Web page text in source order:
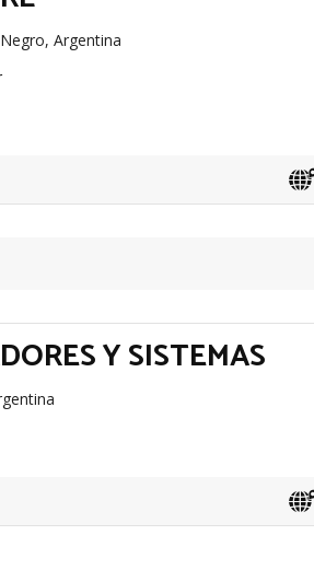
Argentina
Y SISTEMAS